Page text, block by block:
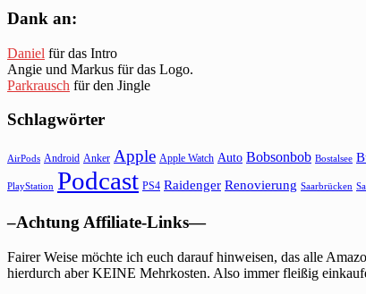
Dank an:
Daniel für das Intro
Angie und Markus für das Logo.
Parkrausch für den Jingle
Schlagwörter
AirPods Android Anker Apple Apple Watch Auto Bobsonbob Bostalsee
PlayStation Podcast PS4 Raidenger Renovierung Saarbrücken
–Achtung Affiliate-Links—
Fairer Weise möchte ich euch darauf hinweisen, das alle
hierdurch aber KEINE Mehrkosten. Also immer fleißig